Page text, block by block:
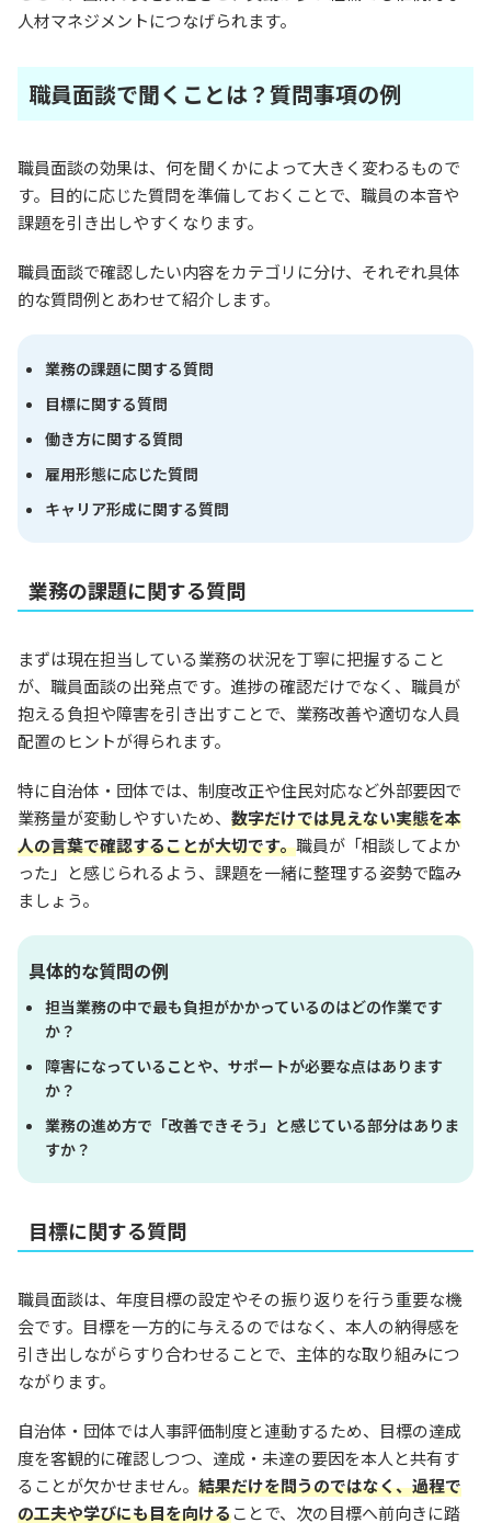
人材マネジメントにつなげられます。
職員面談で聞くことは？質問事項の例
職員面談の効果は、何を聞くかによって大きく変わるもので
す。目的に応じた質問を準備しておくことで、職員の本音や
課題を引き出しやすくなります。
職員面談で確認したい内容をカテゴリに分け、それぞれ具体
的な質問例とあわせて紹介します。
業務の課題に関する質問
目標に関する質問
働き方に関する質問
雇用形態に応じた質問
キャリア形成に関する質問
業務の課題に関する質問
まずは現在担当している業務の状況を丁寧に把握すること
が、職員面談の出発点です。進捗の確認だけでなく、職員が
抱える負担や障害を引き出すことで、業務改善や適切な人員
配置のヒントが得られます。
特に自治体・団体では、制度改正や住民対応など外部要因で
業務量が変動しやすいため、 数字だけでは見えない実態を本
人の言葉で確認することが大切です。職員が「相談してよか
った」と感じられるよう、課題を一緒に整理する姿勢で臨み
ましょう。
具体的な質問の例
担当業務の中で最も負担がかかっているのはどの作業です
か？
障害になっていることや、サポートが必要な点はあります
か？
業務の進め方で「改善できそう」と感じている部分はありま
すか？
目標に関する質問
職員面談は、年度目標の設定やその振り返りを行う重要な機
会です。目標を一方的に与えるのではなく、本人の納得感を
引き出しながらすり合わせることで、主体的な取り組みにつ
ながります。
自治体・団体では人事評価制度と連動するため、目標の達成
度を客観的に確認しつつ、達成・未達の要因を本人と共有す
ることが欠かせません。 結果だけを問うのではなく、過程で
の工夫や学びにも目を向けることで、次の目標へ前向きに踏